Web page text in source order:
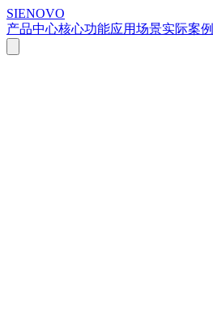
SIENOVO
产品中心核心功能应用场景实际案例